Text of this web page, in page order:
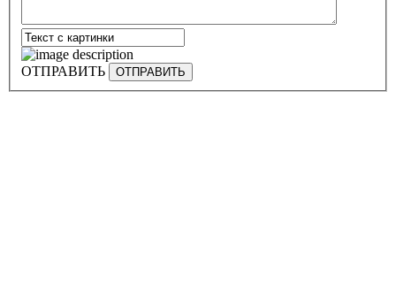
ОТПРАВИТЬ